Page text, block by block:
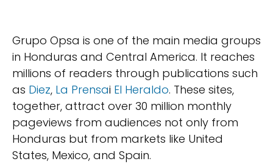
Grupo Opsa is one of the main media groups
in Honduras and Central America. It reaches
millions of readers through publications such
as Diez, La Prensai El Heraldo. These sites,
together, attract over 30 million monthly
pageviews from audiences not only from
Honduras but from markets like United
States, Mexico, and Spain.